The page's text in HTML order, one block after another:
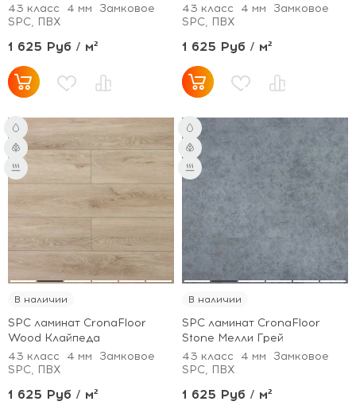
43 класс
4 мм
Замковое
SPC, ПВХ
1 625 Руб / м²
43 класс
4 мм
Замковое
SPC, ПВХ
1 625 Руб / м²
В наличии
SPC ламинат CronaFloor
Wood Клайпеда
43 класс
4 мм
Замковое
SPC, ПВХ
1 625 Руб / м²
В наличии
SPC ламинат CronaFloor
Stone Мелли Грей
43 класс
4 мм
Замковое
SPC, ПВХ
1 625 Руб / м²